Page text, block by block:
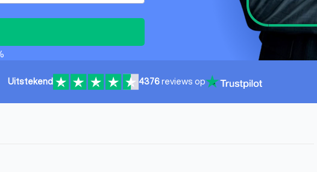
Uitstekend 4376reviews op